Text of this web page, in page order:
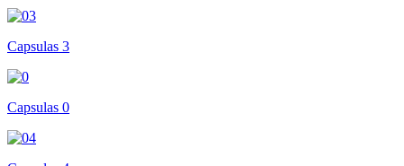
Capsulas 3
Capsulas 0